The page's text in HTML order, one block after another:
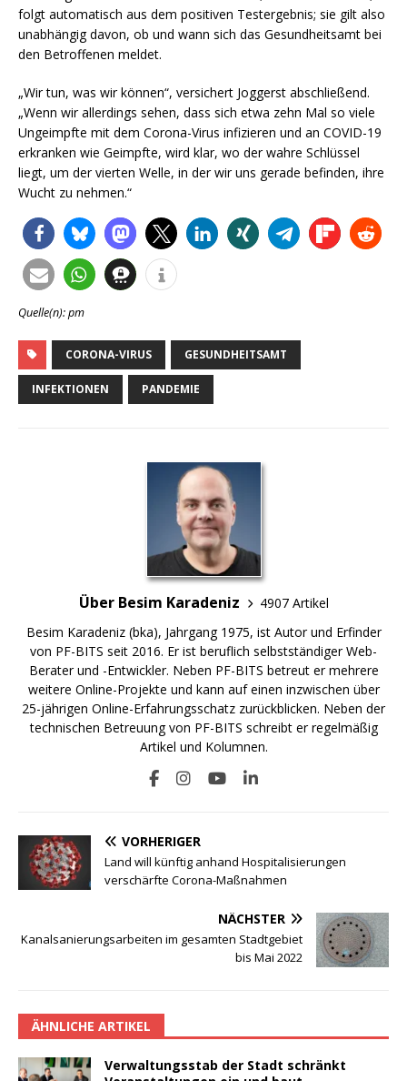
folgt automatisch aus dem positiven Testergebnis; sie gilt also
unabhängig davon, ob und wann sich das Gesundheitsamt bei
den Betroffenen meldet.
„Wir tun, was wir können“, versichert Joggerst abschließend.
„Wenn wir allerdings sehen, dass sich etwa zehn Mal so viele
Ungeimpfte mit dem Corona-Virus infizieren und an COVID-19
erkranken wie Geimpfte, wird klar, wo der wahre Schlüssel
liegt, um der vierten Welle, in der wir uns gerade befinden, ihre
Wucht zu nehmen.“
Quelle(n): pm
CORONA-VIRUS GESUNDHEITSAMT
INFEKTIONEN PANDEMIE
Über Besim Karadeniz
4907 Artikel
Besim Karadeniz (bka), Jahrgang 1975, ist Autor und Erfinder
von PF-BITS seit 2016. Er ist beruflich selbstständiger Web-
Berater und -Entwickler. Neben PF-BITS betreut er mehrere
weitere Online-Projekte und kann auf einen inzwischen über
25-jährigen Online-Erfahrungsschatz zurückblicken. Neben der
technischen Betreuung von PF-BITS schreibt er regelmäßig
Artikel und Kolumnen.
VORHERIGER
Land will künftig anhand Hospitalisierungen
verschärfte Corona-Maßnahmen
NÄCHSTER
Kanalsanierungsarbeiten im gesamten Stadtgebiet
bis Mai 2022
ÄHNLICHE ARTIKEL
Verwaltungsstab der Stadt schränkt